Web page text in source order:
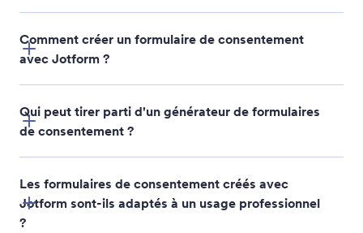
Comment créer un formulaire de consentement
avec Jotform ?
Qui peut tirer parti d'un générateur de formulaires
de consentement ?
Les formulaires de consentement créés avec
Jotform sont-ils adaptés à un usage professionnel
?